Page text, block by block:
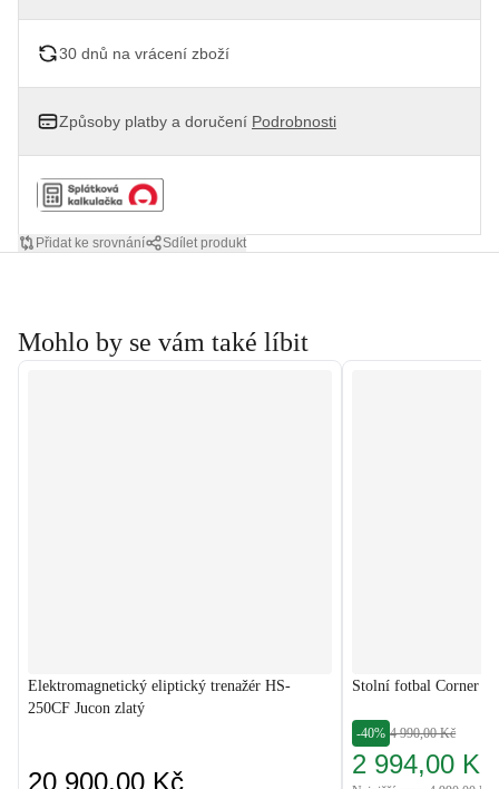
30 dnů na vrácení zboží
Způsoby platby a doručení Podrobnosti
Přidat ke srovnání Sdílet produkt
Mohlo by se vám také líbit
Elektromagnetický eliptický trenažér HS-
250CF Jucon zlatý
20 900,00 Kč
Stolní fotbal Corner
-40% 4 990,00 Kč
2 994,00 Kč